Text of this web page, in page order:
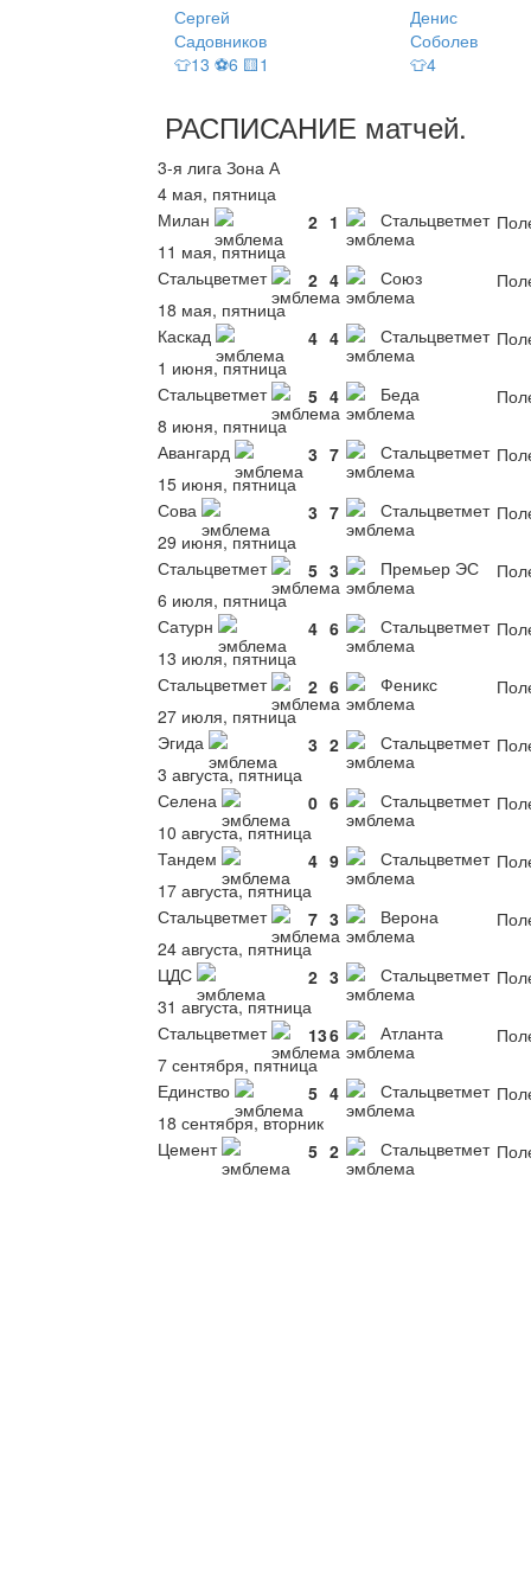
Сергей
Садовников
👕13 ⚽6 🟨1
Денис
Соболев
👕4
РАСПИСАНИЕ матчей.
3-я лига Зона А
4 мая, пятница
Милан
2 1 Стальцветмет
11 мая, пятница
Стальцветмет
2 4 Союз
18 мая, пятница
Каскад
4 4 Стальцветмет
1 июня, пятница
Стальцветмет
5 4 Беда
8 июня, пятница
Авангард
3 7 Стальцветмет
15 июня, пятница
Сова
3 7 Стальцветмет
29 июня, пятница
Стальцветмет
5 3 Премьер ЭС
6 июля, пятница
Сатурн
4 6 Стальцветмет
13 июля, пятница
Стальцветмет
2 6 Феникс
27 июля, пятница
Эгида
3 2 Стальцветмет
3 августа, пятница
Селена
0 6 Стальцветмет
10 августа, пятница
Тандем
4 9 Стальцветмет
17 августа, пятница
Стальцветмет
7 3 Верона
24 августа, пятница
ЦДС
2 3 Стальцветмет
31 августа, пятница
Стальцветмет
136 Атланта
7 сентября, пятница
Единство
5 4 Стальцветмет
18 сентября, вторник
Цемент
5 2 Стальцветмет